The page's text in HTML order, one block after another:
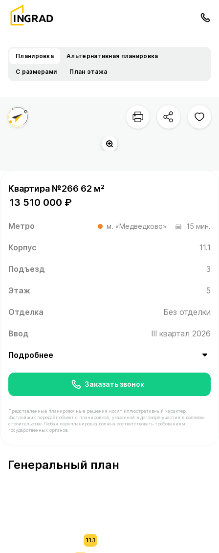
Планировка Альтернативная планировка
С размерами План этажа
Квартира №266 62 м²
13 510 000 ₽
Метро м. «Медведково» 15 мин.
Корпус 11.1
Подъезд 3
Этаж 5
Отделка Без отделки
Ввод III квартал 2026
Подробнее
Заказать звонок
Представленные планировочные решения носят иллюстративный характер.
Застройщик передаёт объект с планировкой, указанной в договоре участия в долевом
строительстве. Любая перепланировка должна соответствовать требованиям
государственных органов.
Генеральный план
11.1